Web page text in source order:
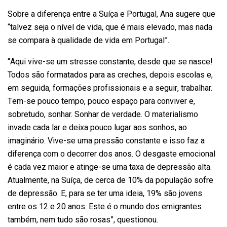
Sobre a diferença entre a Suíça e Portugal, Ana sugere que
“talvez seja o nível de vida, que é mais elevado, mas nada
se compara à qualidade de vida em Portugal”.
“Aqui vive-se um stresseconstante, desde que se nasce!
Todos são formatados para as creches, depois escolas e,
em seguida, formações profissionais e a seguir, trabalhar.
Tem-se pouco tempo, pouco espaço para conviver e,
sobretudo, sonhar. Sonhar de verdade. O materialismo
invade cada lar e deixa pouco lugar aos sonhos, ao
imaginário. Vive-se uma pressão constante e isso faz a
diferença com o decorrer dos anos. O desgaste emocional
é cada vez maior e atinge-se uma taxa de depressão alta.
Atualmente, na Suíça, de cerca de 10% da população sofre
de depressão. E, para se ter uma ideia, 19% são jovens
entre os 12 e 20 anos. Este é o mundo dos emigrantes
também, nem tudo são rosas”, questionou.